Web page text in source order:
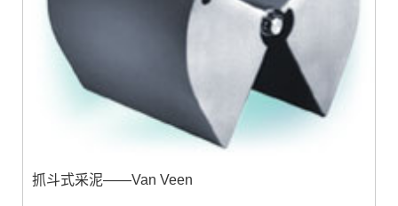
抓斗式采泥——Van Veen